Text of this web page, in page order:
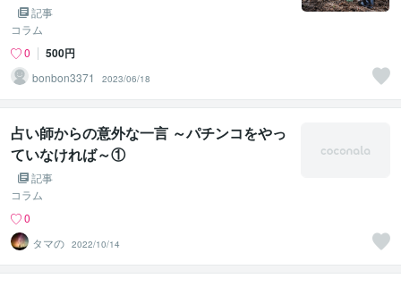
記事
コラム
0
500円
bonbon3371 2023/06/18
占い師からの意外な一言 ～パチンコをやっ
ていなければ～①
記事
コラム
0
タマの 2022/10/14